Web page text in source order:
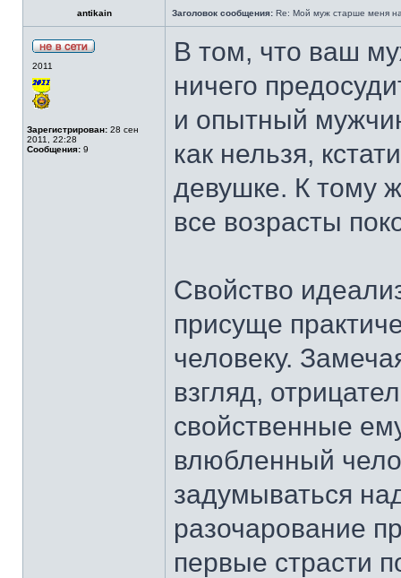
antikain Заголовок сообщения: Re: Мой муж старше меня
2011
Зарегистрирован: 28 сен
2011, 22:28
Сообщения: 9
В том, что ваш
ничего
и опытный
как нельзя,
девушке. К тому
все возрасты
Свойство
присуще
человеку.
взгляд,
свойственные
влюбленный
задумываться
разочарование
первые страсти